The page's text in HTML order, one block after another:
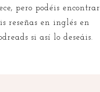
pero podéis encontrar
reseñas en inglés en
si así lo deseáis.